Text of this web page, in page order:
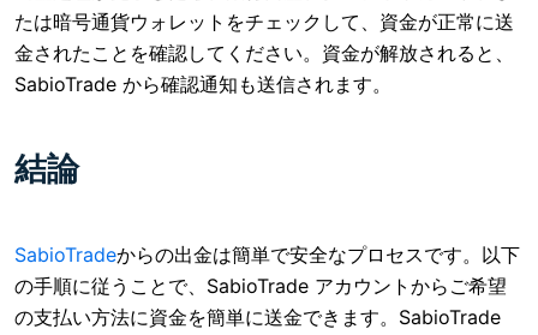
たは暗号通貨ウォレットをチェックして、資金が正常に送
金されたことを確認してください。資金が解放されると、
SabioTrade から確認通知も送信されます。
結論
SabioTradeからの出金は簡単で安全なプロセスです。以下
の手順に従うことで、SabioTrade アカウントからご希望
の支払い方法に資金を簡単に送金できます。SabioTrade